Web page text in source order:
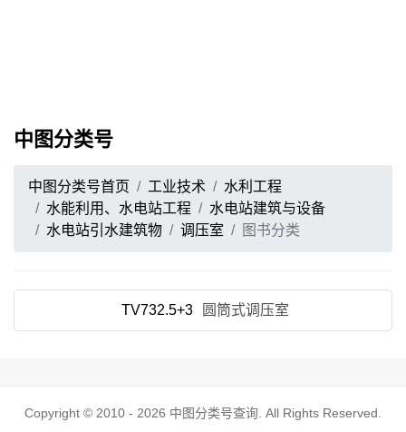
中图分类号
中图分类号首页 工业技术
水利工程
水能利用、水电站工程
水电站建筑与设备
水电站引水建筑物
调压室 图书分类
TV732.5+3 圆筒式调压室
Copyright © 2010 - 2026 中图分类号查询 . All Rights Reserved.